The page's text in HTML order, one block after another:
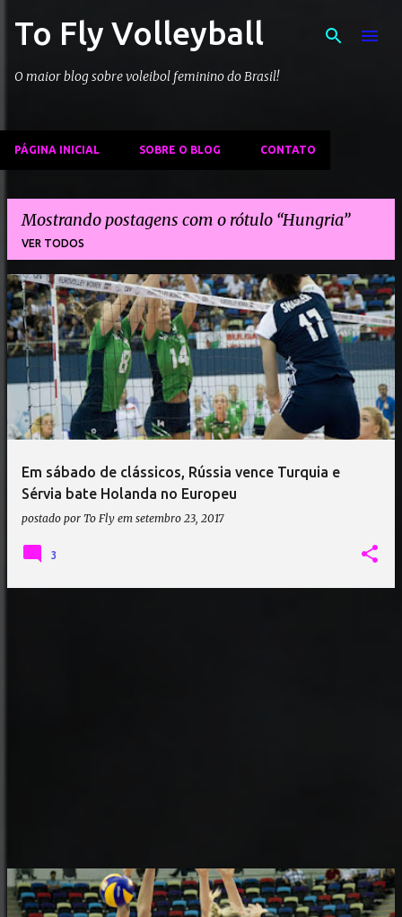
Pular para o conteúdo principal
To Fly Volleyball
O maior blog sobre voleibol feminino do Brasil!
PÁGINA INICIAL SOBRE O BLOG CONTATO
Mostrando postagens com o rótulo Hungria
VER TODOS
P
o
s
t
g
Em sábado de clássicos, Rússia vence Turquia e
Sérvia bate Holanda no Europeu
postado por To Fly em setembro 23, 2017
3